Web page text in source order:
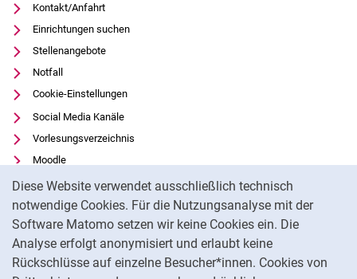
Diese Website verwendet ausschließlich technisch
notwendige Cookies. Für die Nutzungsanalyse mit der
Software Matomo setzen wir keine Cookies ein. Die
Analyse erfolgt anonymisiert und erlaubt keine
Rückschlüsse auf einzelne Besucher*innen. Cookies von
Kontakt/Anfahrt
Einrichtungen suchen
Stellenangebote
Notfall
Cookie-Einstellungen
Social Media Kanäle
Vorlesungsverzeichnis
Moodle
Panopto
Universitätsbibliothek
Datenschutz
Barrierefreiheit
Transparenter KI-Einsatz